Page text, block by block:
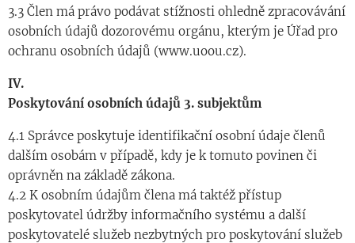
3.3 Člen má právo podávat stížnosti ohledně zpracovávání
osobních údajů dozorovému orgánu, kterým je Úřad pro
ochranu osobních údajů (www.uoou.cz).
IV.
Poskytování osobních údajů 3. subjektům
4.1 Správce poskytuje identifikační osobní údaje členů
dalším osobám v případě, kdy je k tomuto povinen či
oprávněn na základě zákona.
4.2 K osobním údajům člena má taktéž přístup
poskytovatel údržby informačního systému a další
poskytovatelé služeb nezbytných pro poskytování služeb